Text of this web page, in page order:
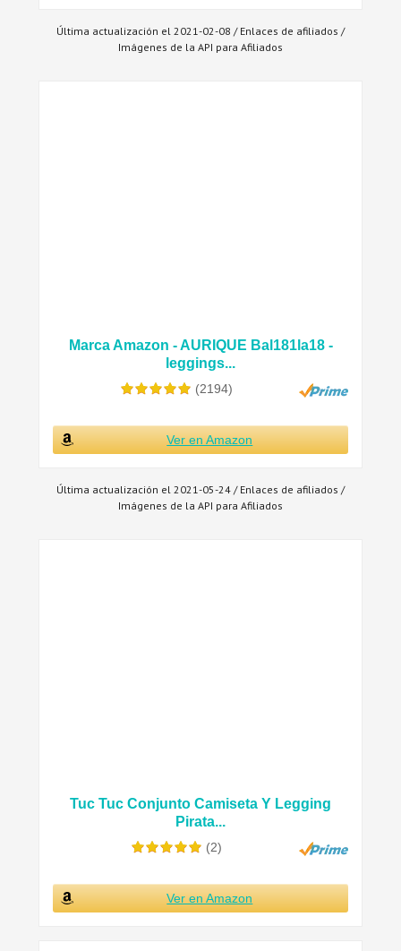
Última actualización el 2021-02-08 / Enlaces de afiliados /
Imágenes de la API para Afiliados
Marca Amazon - AURIQUE Bal181la18 -
leggings...
(2194)
Ver en Amazon
Última actualización el 2021-05-24 / Enlaces de afiliados /
Imágenes de la API para Afiliados
Tuc Tuc Conjunto Camiseta Y Legging
Pirata...
(2)
Ver en Amazon